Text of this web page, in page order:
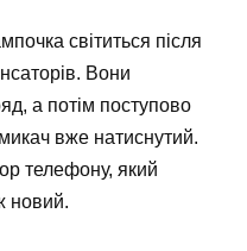
світиться після
Вони
а потім поступово
вже натиснутий.
телефону, який
новий.